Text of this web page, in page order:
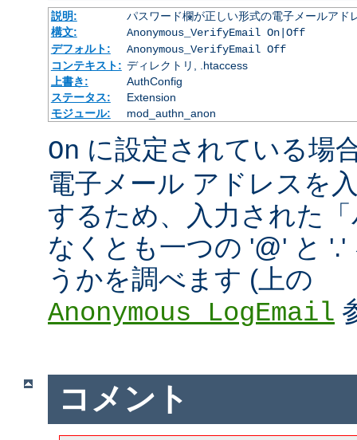
説明:
パスワード欄が正しい形式の電子メールア
構文:
Anonymous_VerifyEmail On|Off
デフォルト:
Anonymous_VerifyEmail Off
コンテキスト: ディレクトリ, .htaccess
上書き:
AuthConfig
ステータス:
Extension
モジュール:
mod_authn_anon
On に設定されている場
電子メール アドレスを
するため、入力された
なくとも一つの '@' と
うかを調べます (上の
Anonymous_LogEmail
コメント